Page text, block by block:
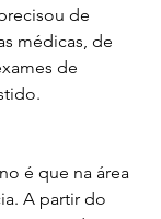
de
médicas, de
de
é que na área
A partir do